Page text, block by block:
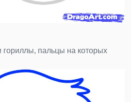
гориллы, пальцы на которых